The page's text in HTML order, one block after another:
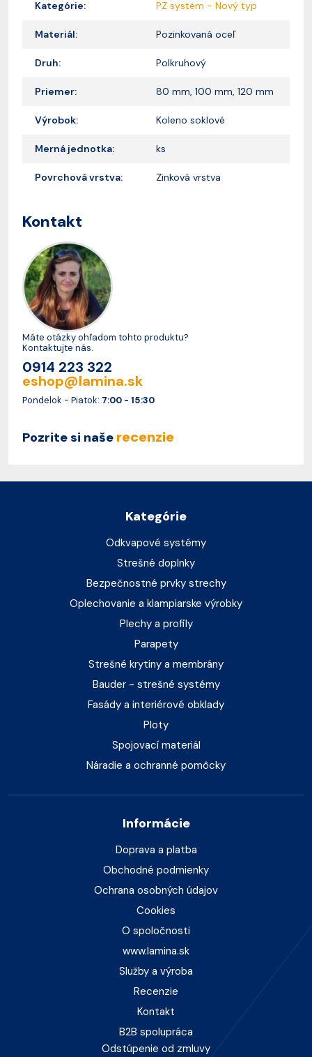
Kategórie: PZ systém - Nový typ
Materiál: Pozinkovaná oceľ
Druh: Polkruhový
Priemer: 80 mm, 100 mm, 120 mm
Výrobok: Koleno soklové
Merná jednotka: ks
Povrchová vrstva: Zinková vrstva
Kontakt
Máte otázky ohľadom tohto produktu?
Kontaktujte nás.
0914 223 322
eshop@lamina.sk
Pondelok - Piatok: 7:00 - 15:30
Pozrite si naše recenzie
Kategórie
Odkvapové systémy
Strešné doplnky
Bezpečnostné prvky strechy
Oplechovanie a klampiarske výrobky
Plechy a profily
Parapety
Strešné krytiny a membrány
Bauder - strešné systémy
Fasády a interiérové obklady
Ploty
Spojovací materiál
Náradie a ochranné pomôcky
Informácie
Doprava a platba
Obchodné podmienky
Ochrana osobných údajov
Cookies
O spoločnosti
www.lamina.sk
Služby a výroba
Recenzie
Kontakt
B2B spolupráca
Odstúpenie od zmluvy